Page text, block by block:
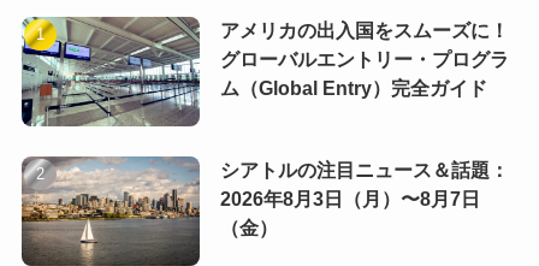
アメリカの出入国をスムーズに！
グローバルエントリー・プログラ
ム（Global Entry）完全ガイド
シアトルの注目ニュース＆話題：
2026年8月3日（月）〜8月7日
（金）